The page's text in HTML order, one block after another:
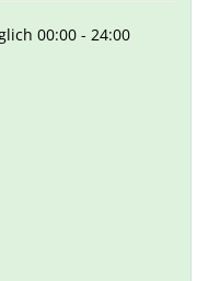
00:00 - 24:00